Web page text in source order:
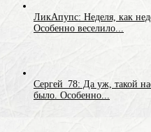
ЛикАпупс: Неделя, как
Особенно веселило...
Сергей_78: Да уж, такой
было. Особенно...